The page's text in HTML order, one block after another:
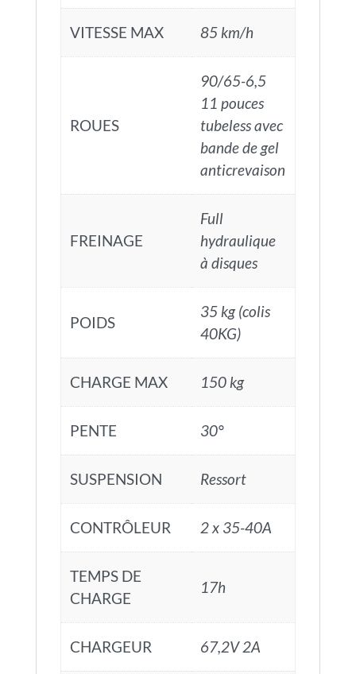
VITESSE MAX 85 km/h
ROUES
90/65-6,5
11 pouces
tubeless avec
bande de gel
anticrevaison
FREINAGE
Full
hydraulique
à disques
POIDS
35 kg (colis
40KG)
CHARGE MAX 150 kg
PENTE 30°
SUSPENSION Ressort
CONTRÔLEUR 2 x 35-40A
TEMPS DE
CHARGE
17h
CHARGEUR 67,2V 2A